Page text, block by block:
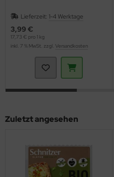
Lieferzeit: 1-4 Werktage
3,99 €
17,73 € pro 1 kg
inkl. 7 % MwSt. zzgl. Versandkosten
Zuletzt angesehen